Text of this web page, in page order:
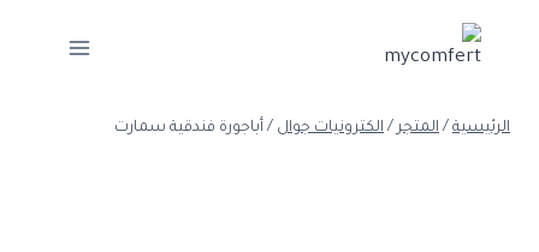
الرئيسية / المتجر / الكترونيات جوال / أباجورة فندقية سمارت